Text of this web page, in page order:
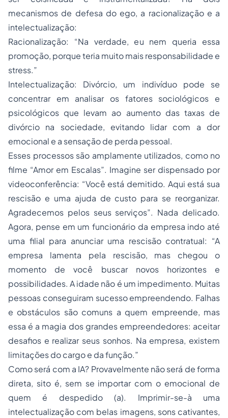
mecanismos de defesa do ego, a racionalização e a
intelectualização:
Racionalização: “Na verdade, eu nem queria essa
promoção, porque teria muito mais responsabilidade e
stress.”
Intelectualização: Divórcio, um indivíduo pode se
concentrar em analisar os fatores sociológicos e
psicológicos que levam ao aumento das taxas de
divórcio na sociedade, evitando lidar com a dor
emocional e a sensação de perda pessoal.
Esses processos são amplamente utilizados, como no
filme “Amor em Escalas”. Imagine ser dispensado por
videoconferência: “Você está demitido. Aqui está sua
rescisão e uma ajuda de custo para se reorganizar.
Agradecemos pelos seus serviços”. Nada delicado.
Agora, pense em um funcionário da empresa indo até
uma filial para anunciar uma rescisão contratual: “A
empresa lamenta pela rescisão, mas chegou o
momento de você buscar novos horizontes e
possibilidades. A idade não é um impedimento. Muitas
pessoas conseguiram sucesso empreendendo. Falhas
e obstáculos são comuns a quem empreende, mas
essa é a magia dos grandes empreendedores: aceitar
desafios e realizar seus sonhos. Na empresa, existem
limitações do cargo e da função.”
Como será com a IA? Provavelmente não será de forma
direta, sito é, sem se importar com o emocional de
quem é despedido (a). Imprimir-se-à uma
intelectualização com belas imagens, sons cativantes,